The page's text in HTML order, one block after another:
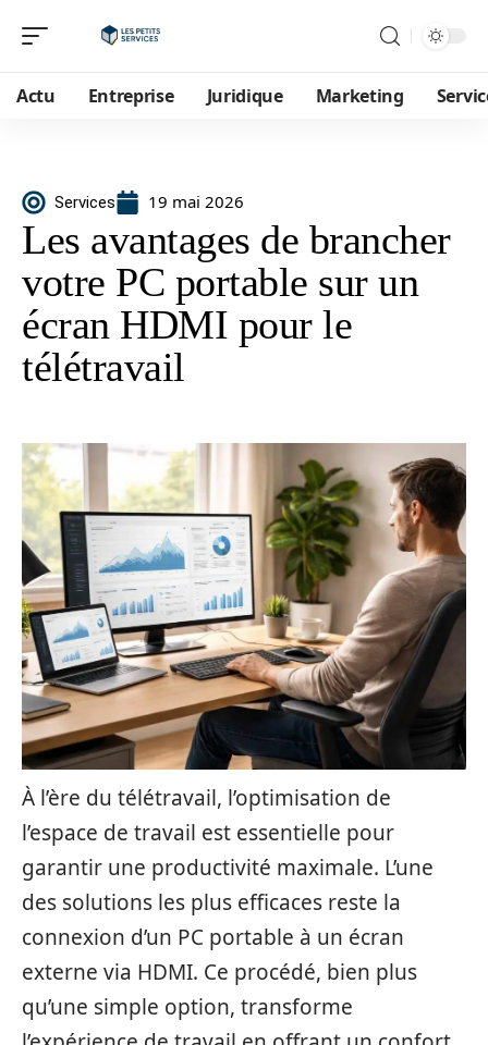
Actu Entreprise Juridique Marketing
Services 19 mai 2026
Les avantages de brancher
votre PC portable sur un
écran HDMI pour le
télétravail
À l’ère du télétravail, l’optimisation de
l’espace de travail est essentielle pour
garantir une productivité maximale. L’une
des solutions les plus efficaces reste la
connexion d’un PC portable à un écran
externe via HDMI. Ce procédé, bien plus
qu’une simple option, transforme